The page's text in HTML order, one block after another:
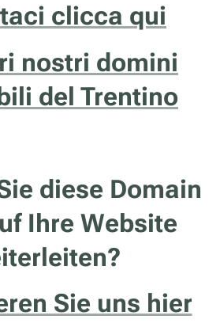
clicca qui
nostri domini
del Trentino
diese Domain
Ihre Website
Sie uns hier